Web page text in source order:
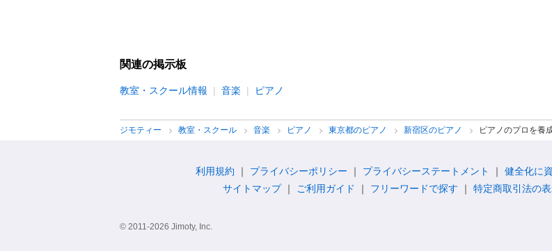
関連の掲示板
教室・スクール情報 音楽 ピアノ
ジモティー 教室・スクール 音楽 ピアノ 東京都のピアノ 新宿区のピアノ ピアノのプロを養
利用規約 プライバシーポリシー プライバシーステートメント 健全化に
サイトマップ
ご利用ガイド フリーワードで探す 特定商取引法の
© 2011-2026 Jimoty, Inc.